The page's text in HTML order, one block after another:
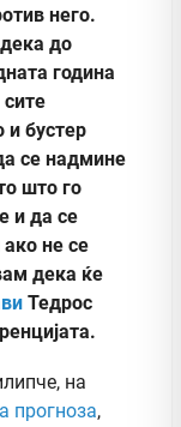
него.
до
година
и бустер
се надмине
што го
и да се
не се
дека ќе
Тедрос
на
прогноза,